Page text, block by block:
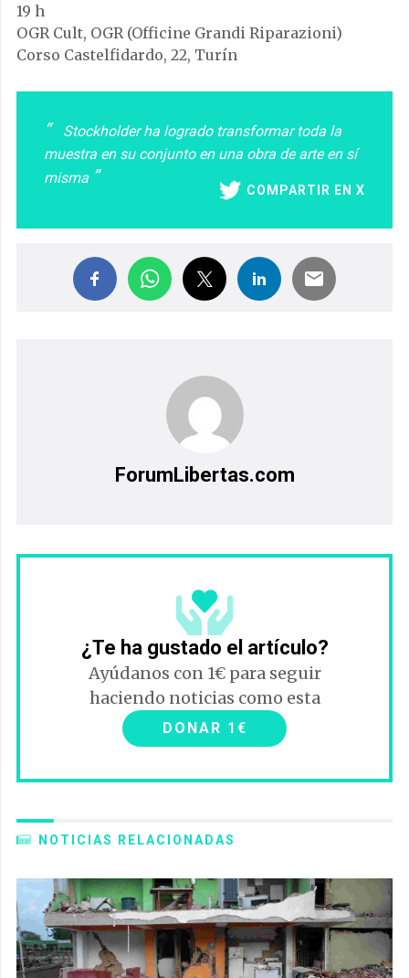
19 h
OGR Cult, OGR (Officine Grandi Riparazioni)
Corso Castelfidardo, 22, Turín
Stockholder ha logrado transformar toda la
muestra en su conjunto en una obra de arte en sí
misma
COMPARTIR EN X
ForumLibertas.com
¿Te ha gustado el artículo?
Ayúdanos con 1€ para seguir
haciendo noticias como esta
DONAR 1€
NOTICIAS RELACIONADAS